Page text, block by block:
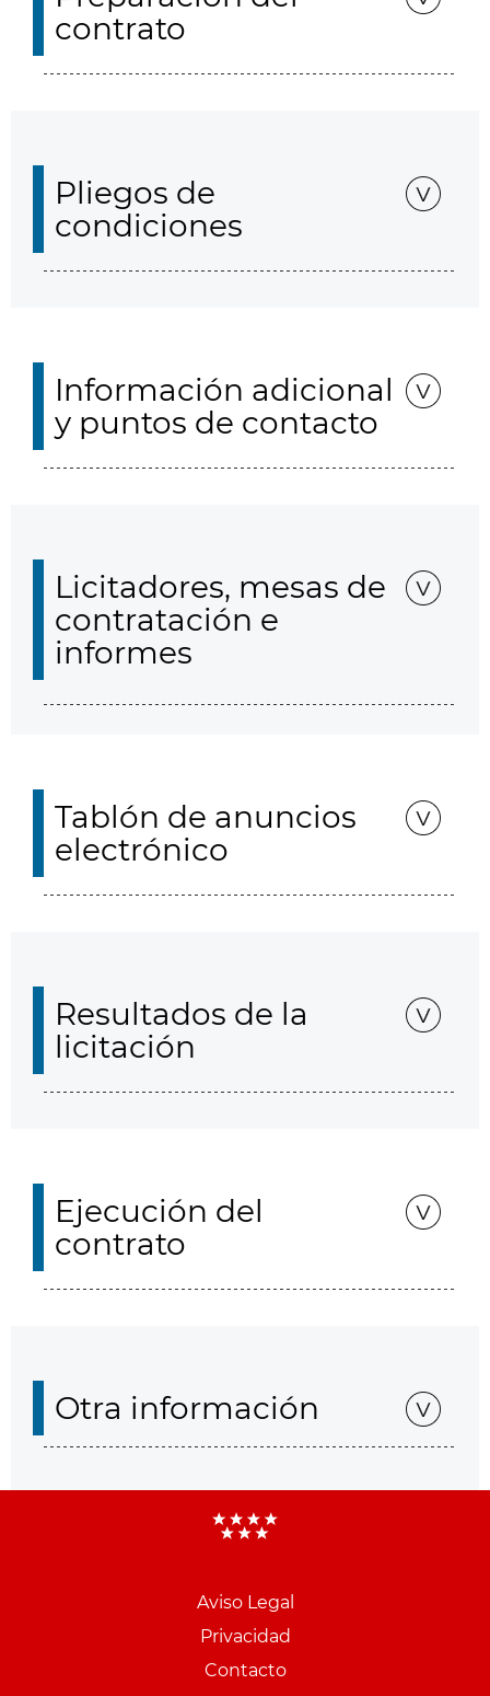
contrato
Pliegos de
condiciones
Información adicional
y puntos de contacto
Licitadores, mesas de
contratación e
informes
Tablón de anuncios
electrónico
Resultados de la
licitación
Ejecución del
contrato
Otra información
Aviso Legal
Privacidad
Contacto